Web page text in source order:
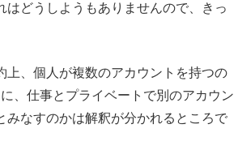
どうしようもありませんので、きっ
、個人が複数のアカウントを持つの
、仕事とプライベートで別のアカウン
みなすのかは解釈が分かれるところで